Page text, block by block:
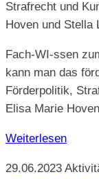
Strafrecht und
Hoven und Stella
Fach-WI-ssen
kann man das
Förderpolitik,
Elisa Marie
Weiterlesen
29.06.2023